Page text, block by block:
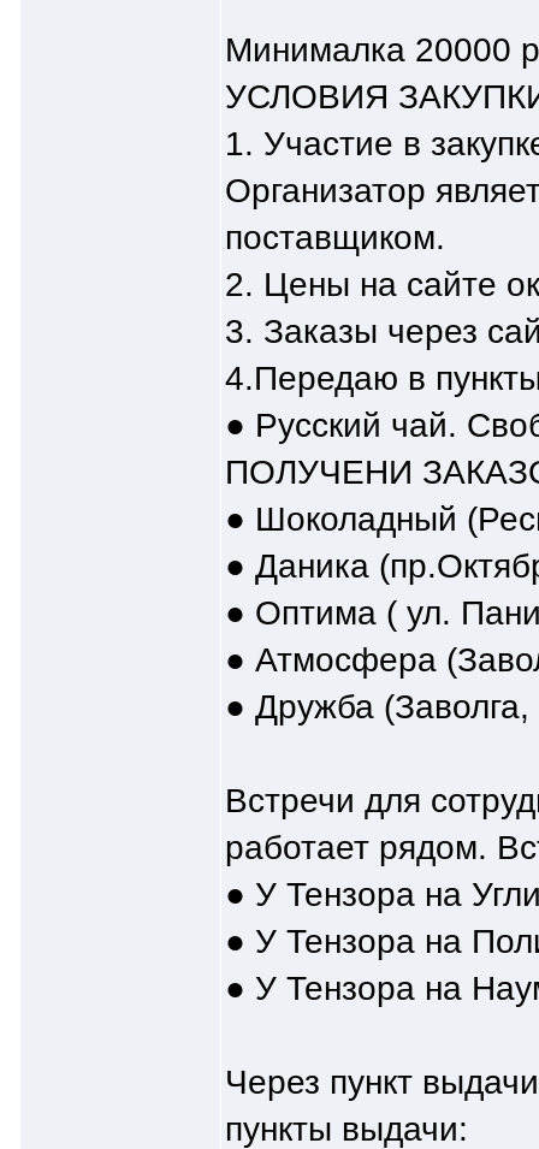
Минималка 20000
УСЛОВИЯ
1. Участие в
Организатор
поставщиком.
2. Цены на сайте
3. Заказы через
4.Передаю в
● Русский чай.
ПОЛУЧЕНИ
● Шоколадный
● Даника
● Оптима ( ул.
● Атмосфера
● Дружба
Встречи для
работает рядом.
● У Тензора на
● У Тензора на
● У Тензора на
Через пункт
пункты выдачи: